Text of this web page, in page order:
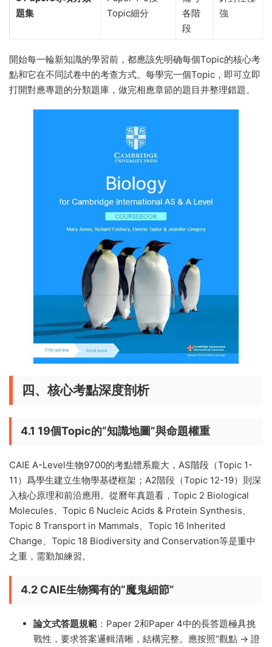
題集
Topic細分
各階
段
強
開始每一輪新知識的學習前，都應該先明确每個Topic的核心考
點和它在不同試卷中的考查方式。每學完一個Topic，即可立即
打開對應專題的分類題庫，做完相應章節的題目并整理錯題。
四、核心考點深度剖析
4.1 19個Topic的“知識地圖”與命題權重
CAIE A-Level生物9700的考點體系龐大，AS階段（Topic 1-
11）爲學生建立生物學基礎框架；A2階段（Topic 12-19）則深
入核心原理和前沿應用。從曆年真題看，Topic 2 Biological
Molecules、Topic 6 Nucleic Acids & Protein Synthesis、
Topic 8 Transport in Mammals、Topic 16 Inherited
Change、Topic 18 Biodiversity and Conservation等是重中
之重，需勤加練習。
4.2 CAIE生物獨有的“魔鬼細節”
論文式答題規範 ：Paper 2和Paper 4中的長答題極具挑
戰性，要求答案邏輯清晰，結構完整。應按照“觀點 → 證